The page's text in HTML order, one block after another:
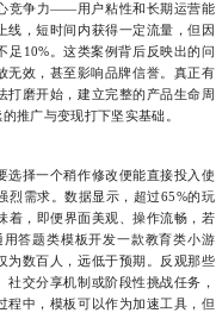
竞争力——用户粘性和长期运营能
线，短时间内获得一定流量，但因
足10%。这类案例背后反映出的问
无效，甚至影响品牌信誉。真正有
打磨开始，建立完整的产品生命周
推广与变现打下坚实基础。
择一个稍作修改便能直接投入使
烈需求。数据显示，超过65%的玩
着，即便界面美观、操作流畅，若
答题类模板开发一款教育类小游
为数百人，远低于预期。反观那些
交分享机制或阶段性挑战任务，
程中，模板可以作为加速工具，但